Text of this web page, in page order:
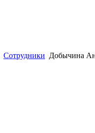
Сотрудники Добычина